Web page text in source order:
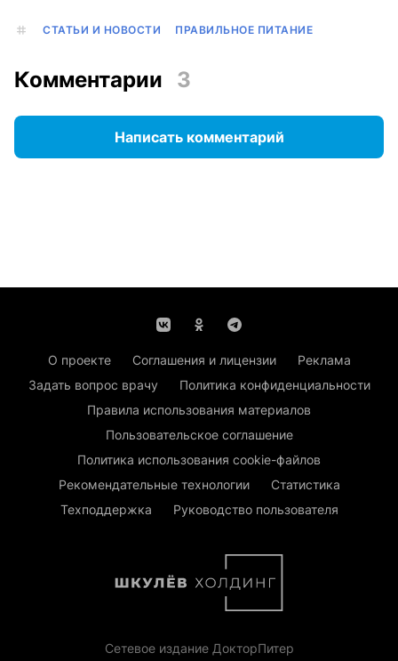
СТАТЬИ И НОВОСТИ ПРАВИЛЬНОЕ ПИТАНИЕ
Комментарии 3
Написать комментарий
О проекте Соглашения и лицензии
Реклама
Задать вопрос врачу
Политика конфиденциальности
Правила использования материалов
Пользовательское соглашение
Политика использования cookie-файлов
Рекомендательные технологии
Статистика
Техподдержка
Руководство пользователя
Сетевое издание ДокторПитер